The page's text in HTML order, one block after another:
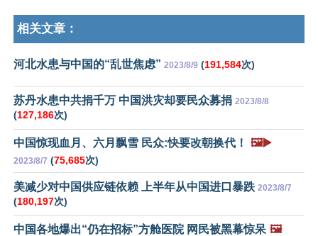
相关文章：
河北水患与中国的“乱世焦虑” 2023/8/9 (191,584次)
苏丹水患中共捐千万 中国洪灾却要民众募捐 2023/8/8
(127,186次)
中国惊现血月、六月飘雪 民众:快要改朝换代！ 🖼️▶️
2023/8/7 (75,685次)
美减少对中国供应链依赖 上半年从中国进口暴跌 2023/8/7
(180,197次)
中国各地爆出“仍在招标”方舱医院 网民被黑幕惊呆 🖼️